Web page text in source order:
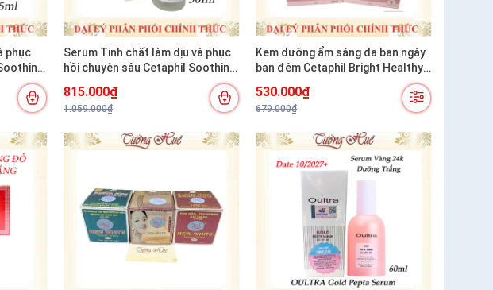
phục
Serum Tinh chất làm dịu và phục
hồi chuyên sâu Cetaphil Soothing
and Comforting Cica Restoring
30ml
815.000₫
1.059.000₫
Kem dưỡng ẩm sáng da ban ngày
ban đêm Cetaphil Bright Healthy
530.000₫
679.000₫